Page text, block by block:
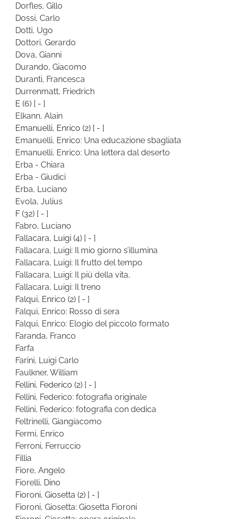
Dorfles, Gillo
Dossi, Carlo
Dotti, Ugo
Dottori, Gerardo
Dova, Gianni
Durando, Giacomo
Duranti, Francesca
Durrenmatt, Friedrich
E (6) [ - ]
Elkann, Alain
Emanuelli, Enrico (2) [ - ]
Emanuelli, Enrico: Una educazione sbagliata
Emanuelli, Enrico: Una lettera dal deserto
Erba - Chiara
Erba - Giudici
Erba, Luciano
Evola, Julius
F (32) [ - ]
Fabro, Luciano
Fallacara, Luigi (4) [ - ]
Fallacara, Luigi: Il mio giorno s’illumina
Fallacara, Luigi: Il frutto del tempo
Fallacara, Luigi: Il più della vita,
Fallacara, Luigi: Il treno
Falqui, Enrico (2) [ - ]
Falqui, Enrico: Rosso di sera
Falqui, Enrico: Elogio del piccolo formato
Faranda, Franco
Farfa
Farini, Luigi Carlo
Faulkner, William
Fellini, Federico (2) [ - ]
Fellini, Federico: fotografia originale
Fellini, Federico: fotografia con dedica
Feltrinelli, Giangiacomo
Fermi, Enrico
Ferroni, Ferruccio
Fillia
Fiore, Angelo
Fiorelli, Dino
Fioroni, Giosetta (2) [ - ]
Fioroni, Giosetta: Giosetta Fioroni